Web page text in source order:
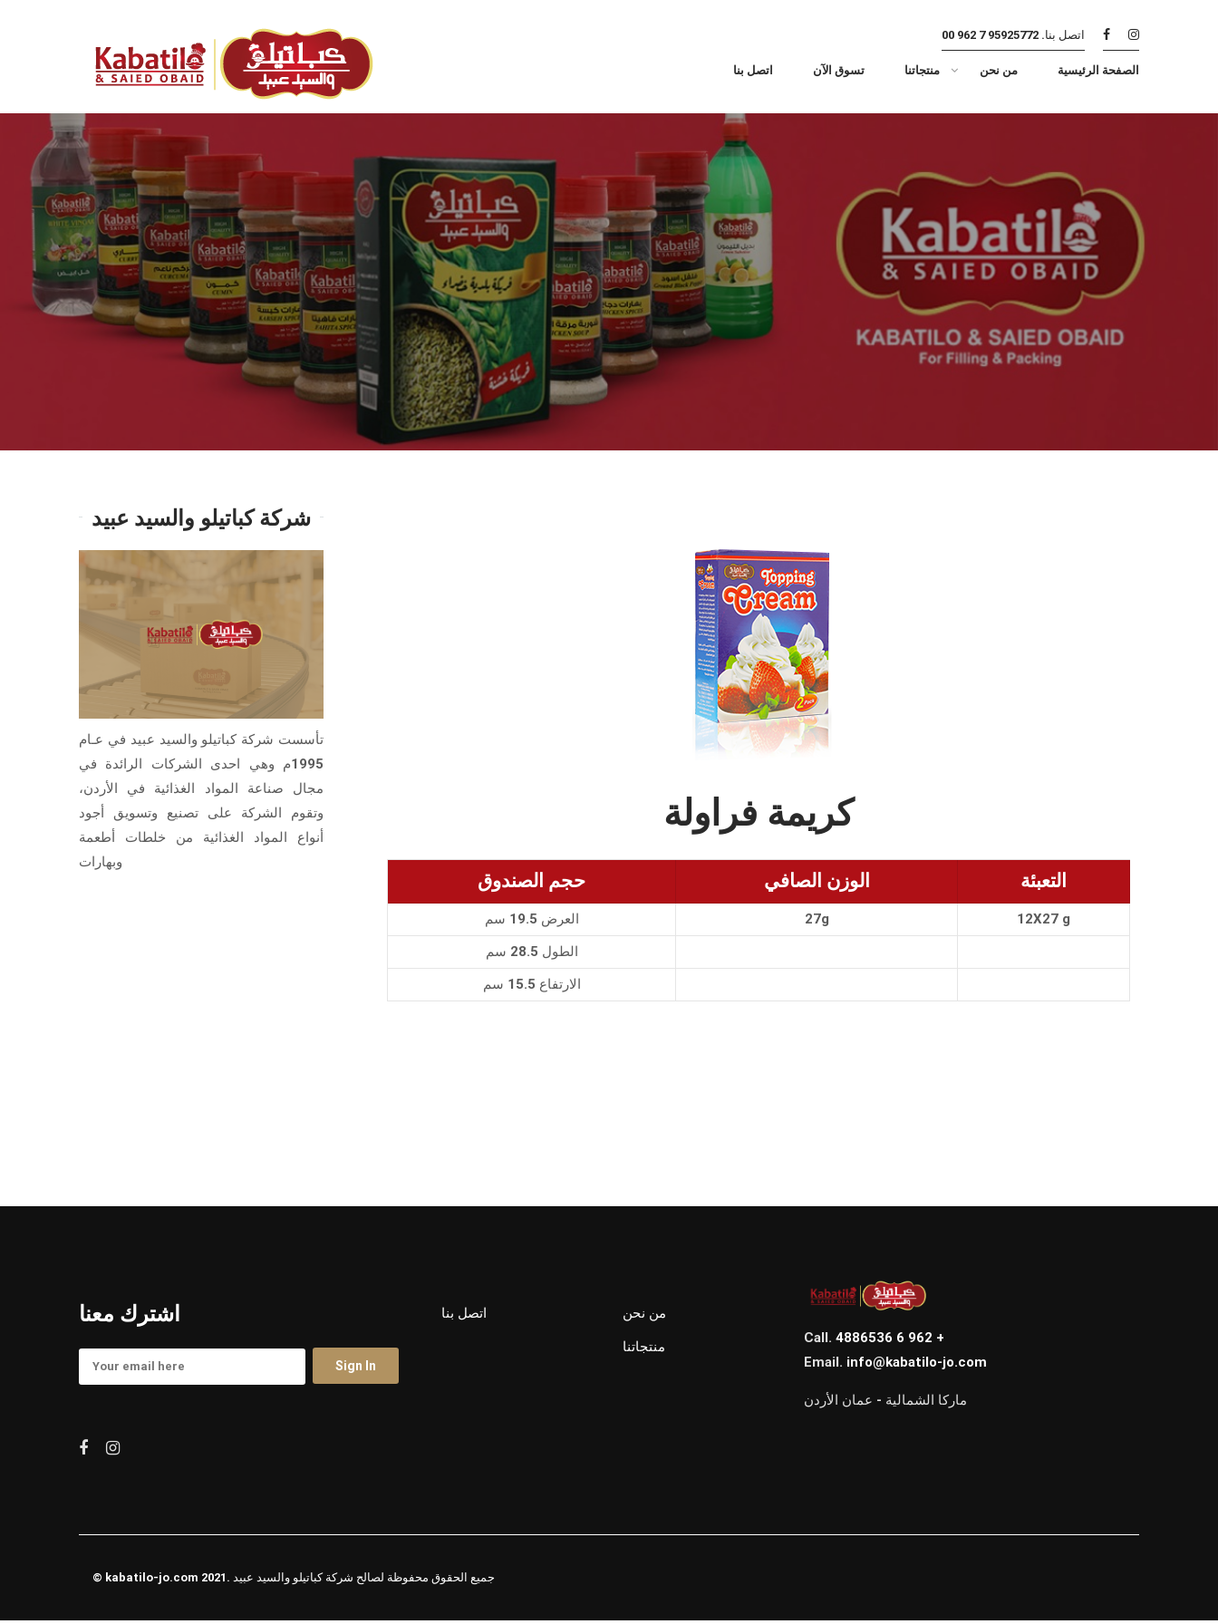
اتصل بنا. 95925772 7 962 00
اتصل بنا تسوق الآن منتجاتنا من نحن الصفحة الرئيسية
كريمة فراولة
حجم الصندوق الوزن الصافي التعبئة
العرض 19.5 سم 27g
12X27 g
الطول 28.5 سم
الارتفاع 15.5 سم
شركة كباتيلو والسيد عبيد
تأسست شركة كباتيلو والسيد عبيد في عـام
1995م وهي احدى الشركات الرائدة في
مجال صناعة المواد الغذائية في الأردن،
وتقوم الشركة على تصنيع وتسويق أجود
أنواع المواد الغذائية من خلطات أطعمة
وبهارات
اشترك معنا اتصل بنا من نحن
منتجاتنا
Call. 4886536 6 962 +
Email. info@kabatilo-jo.com
ماركا الشمالية - عمان الأردن
© kabatilo-jo.com 2021. جميع الحقوق محفوظة لصالح شركة كباتيلو والسيد عبيد